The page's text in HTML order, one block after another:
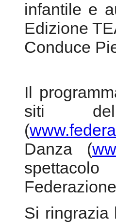
Il
siti
(
spettacolo
Si ringrazia
aprile alle
Ruge e alla